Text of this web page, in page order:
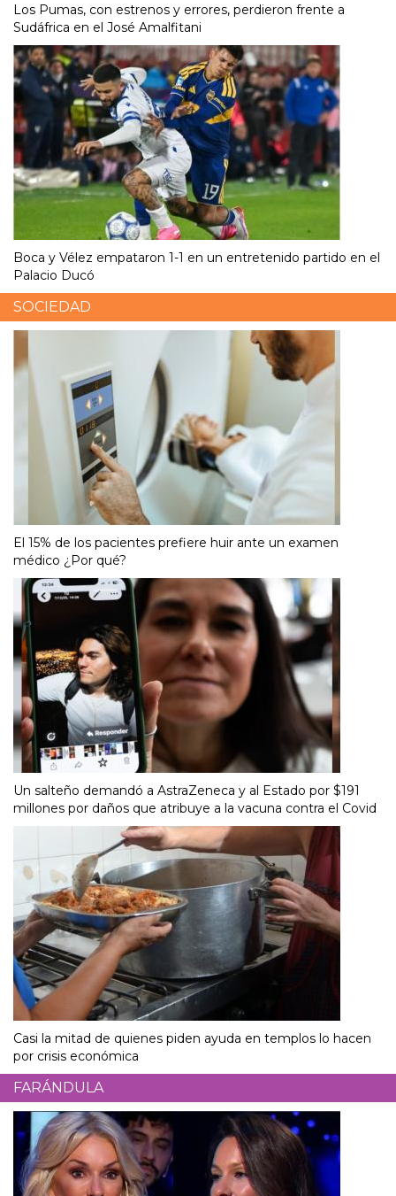
Los Pumas, con estrenos y errores, perdieron frente a
Sudáfrica en el José Amalfitani
Boca y Vélez empataron 1-1 en un entretenido partido en el
Palacio Ducó
SOCIEDAD
El 15% de los pacientes prefiere huir ante un examen
médico ¿Por qué?
Un salteño demandó a AstraZeneca y al Estado por $191
millones por daños que atribuye a la vacuna contra el Covid
Casi la mitad de quienes piden ayuda en templos lo hacen
por crisis económica
FARÁNDULA